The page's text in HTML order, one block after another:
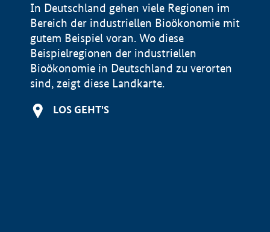
In Deutschland gehen viele Regionen im
Bereich der industriellen Bioökonomie mit
gutem Beispiel voran. Wo diese
Beispielregionen der industriellen
Bioökonomie in Deutschland zu verorten
sind, zeigt diese Landkarte.
LOS GEHT'S